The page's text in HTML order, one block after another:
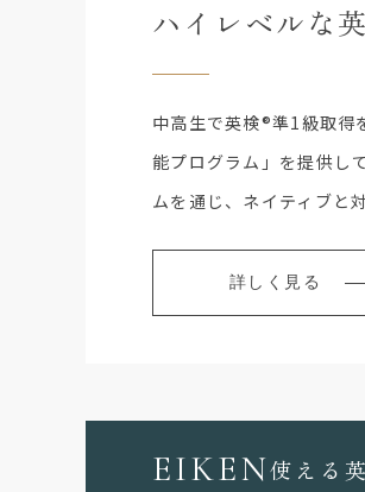
ハイレベルな
中高生で英検®準1級取得
能プログラム」を提供し
ムを通じ、ネイティブと
詳しく見る
EIKEN使える